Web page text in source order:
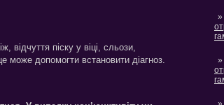
відчуття піску у віці, сльози,
може допомогти встановити діагноз.